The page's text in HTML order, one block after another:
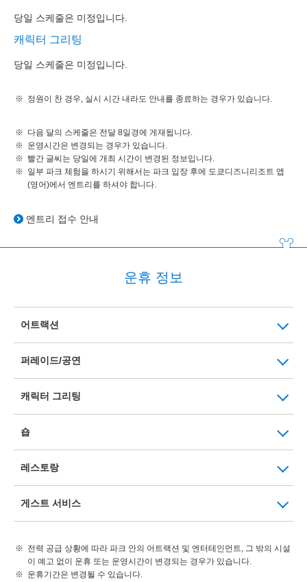
당일 스케줄은 미정입니다.
캐릭터 그리팅
당일 스케줄은 미정입니다.
정원이 찬 경우, 실시 시간 내라도 안내를 종료하는 경우가 있습니다.
다음 달의 스케줄은 전달 8일경에 게재됩니다.
운영시간은 변경되는 경우가 있습니다.
빨간 글씨는 당일에 개최 시간이 변경된 정보입니다.
일부 파크 체험을 하시기 위해서는 파크 입장 후에 도쿄디즈니리조트 앱
(영어)에서 엔트리를 하셔야 합니다.
엔트리 접수 안내
운휴 정보
어트랙션
퍼레이드/공연
캐릭터 그리팅
숍
레스토랑
게스트 서비스
전력 공급 상황에 따라 파크 안의 어트랙션 및 엔터테인먼트, 그 밖의 시설
이 예고 없이 운휴 또는 운영시간이 변경되는 경우가 있습니다.
운휴기간은 변경될 수 있습니다.